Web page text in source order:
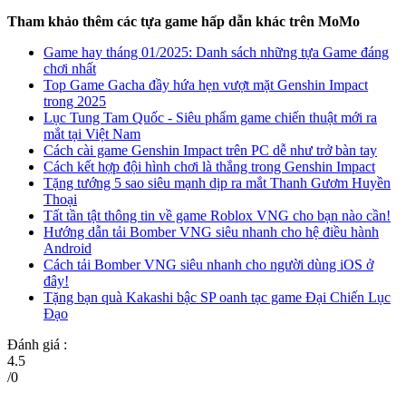
Tham khảo thêm các tựa game hấp dẫn khác trên MoMo
Game hay tháng 01/2025: Danh sách những tựa Game đáng
chơi nhất
Top Game Gacha đầy hứa hẹn vượt mặt Genshin Impact
trong 2025
Lục Tung Tam Quốc - Siêu phẩm game chiến thuật mới ra
mắt tại Việt Nam
Cách cài game Genshin Impact trên PC dễ như trở bàn tay
Cách kết hợp đội hình chơi là thắng trong Genshin Impact
Tặng tướng 5 sao siêu mạnh dịp ra mắt Thanh Gươm Huyền
Thoại
Tất tần tật thông tin về game Roblox VNG cho bạn nào cần!
Hướng dẫn tải Bomber VNG siêu nhanh cho hệ điều hành
Android
Cách tải Bomber VNG siêu nhanh cho người dùng iOS ở
đây!
Tặng bạn quà Kakashi bậc SP oanh tạc game Đại Chiến Lục
Đạo
Đánh giá :
4.5
/0